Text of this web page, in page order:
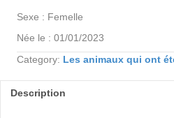
Sexe : Femelle
Née le : 01/01/2023
Category: Les animaux qui ont
Description